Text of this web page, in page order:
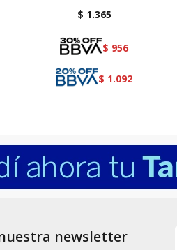
$ 1.365
$ 956
$ 1.092
newsletter